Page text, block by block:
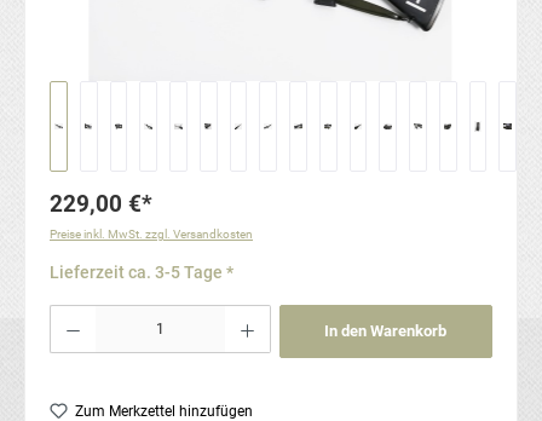
229,00 €*
Preise inkl. MwSt. zzgl. Versandkosten
Lieferzeit ca. 3-5 Tage *
In den Warenkorb
Zum Merkzettel hinzufügen